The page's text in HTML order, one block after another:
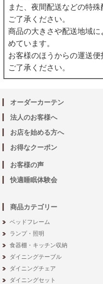
また、夜間配送などの特
ご了承ください。
商品の大きさや配送地域
めています。
お客様のほうからの運送
ご了承ください。
オーダーカーテン
法人のお客様へ
お店を始める方へ
お得なクーポン
お客様の声
快適睡眠体験会
商品カテゴリー
ベッドフレーム
ランプ・照明
食器棚・キッチン収納
ダイニングテーブル
ダイニングチェア
ダイニングセット